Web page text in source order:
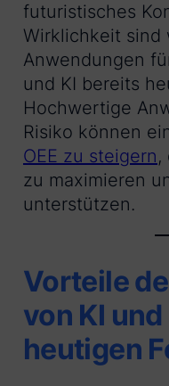
futuristisches
Wirklichkeit sind
Anwendungen
und KI bereits
Hochwertige
Risiko können
OEE zu steigern,
zu maximieren
unterstützen.
Vorteile
von KI
heutigen